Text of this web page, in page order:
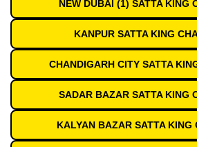
NEW DUBAI (1) SATTA KING
KANPUR SATTA KING
CHANDIGARH CITY SATTA
SADAR BAZAR SATTA KING
KALYAN BAZAR SATTA KING